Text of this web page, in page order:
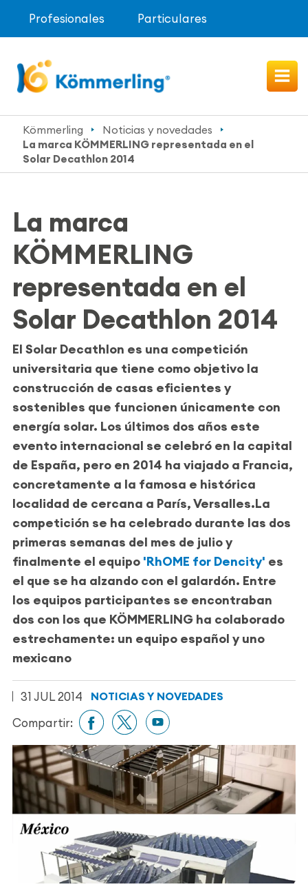
Profesionales Particulares
Kömmerling
Noticias y novedades
La marca KÖMMERLING representada en el
Solar Decathlon 2014
La marca
KÖMMERLING
representada en el
Solar Decathlon 2014
El Solar Decathlon es una competición
universitaria que tiene como objetivo la
construcción de casas eficientes y
sostenibles que funcionen únicamente con
energía solar. Los últimos dos años este
evento internacional se celebró en la capital
de España, pero en 2014 ha viajado a Francia,
concretamente a la famosa e histórica
localidad de cercana a París, Versalles.La
competición se ha celebrado durante las dos
primeras semanas del mes de julio y
finalmente el equipo 'RhOME for Dencity' es
el que se ha alzando con el galardón. Entre
los equipos participantes se encontraban
dos con los que KÖMMERLING ha colaborado
estrechamente: un equipo español y uno
mexicano
31 JUL 2014 NOTICIAS Y NOVEDADES
Compartir: